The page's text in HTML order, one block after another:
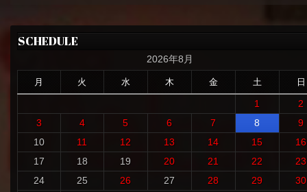
SCHEDULE
2026年8月
月 火 水 木 金 土 日
1
2
3
4 5 6 7 8
9
10
11 12 13 14 15
16
17
18 19 20 21 22
23
24
25 26 27 28 29
30